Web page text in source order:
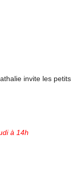
invite les
à 14h